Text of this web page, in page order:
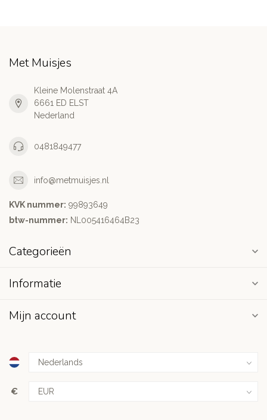
Met Muisjes
Kleine Molenstraat 4A
6661 ED ELST
Nederland
0481849477
info@metmuisjes.nl
KVK nummer: 99893649
btw-nummer: NL005416464B23
Categorieën
Informatie
Mijn account
€